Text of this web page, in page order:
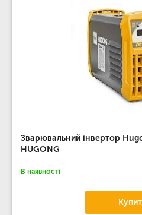
Зварювальний інвертор
HUGONG
В наявності